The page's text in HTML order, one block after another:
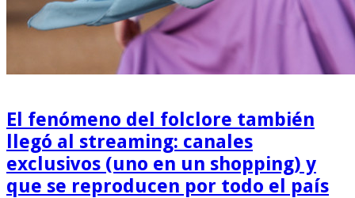
El fenómeno del folclore también
llegó al streaming: canales
exclusivos (uno en un shopping) y
que se reproducen por todo el país